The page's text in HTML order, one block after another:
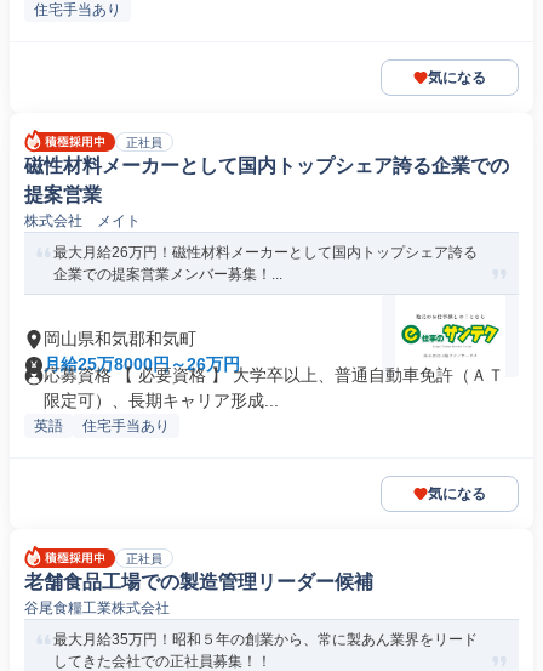
住宅手当あり
気になる
正社員
磁性材料メーカーとして国内トップシェア誇る企業での
提案営業
株式会社 メイト
最大月給26万円！磁性材料メーカーとして国内トップシェア誇る
企業での提案営業メンバー募集！...
岡山県和気郡和気町
月給25万8000円～26万円
応募資格 【 必要資格 】 大学卒以上、普通自動車免許（ＡＴ
限定可）、長期キャリア形成...
英語 住宅手当あり
気になる
正社員
老舗食品工場での製造管理リーダー候補
谷尾食糧工業株式会社
最大月給35万円！昭和５年の創業から、常に製あん業界をリード
してきた会社での正社員募集！！